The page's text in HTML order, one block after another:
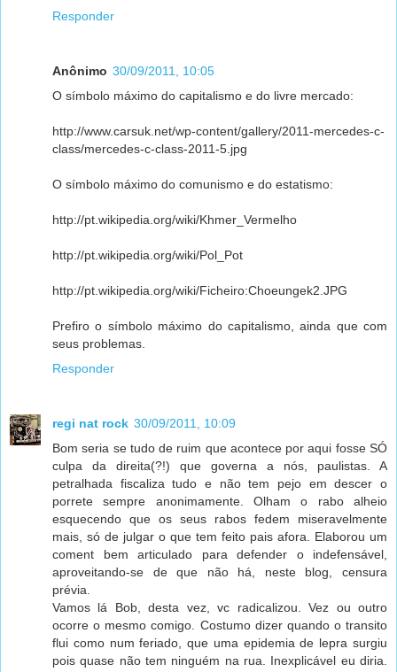
Responder
Anônimo 30/09/2011, 10:05
O símbolo máximo do capitalismo e do livre mercado:
http://www.carsuk.net/wp-content/gallery/2011-mercedes-c-
class/mercedes-c-class-2011-5.jpg
O símbolo máximo do comunismo e do estatismo:
http://pt.wikipedia.org/wiki/Khmer_Vermelho
http://pt.wikipedia.org/wiki/Pol_Pot
http://pt.wikipedia.org/wiki/Ficheiro:Choeungek2.JPG
Prefiro o símbolo máximo do capitalismo, ainda que com
seus problemas.
Responder
regi nat rock 30/09/2011, 10:09
Bom seria se tudo de ruim que acontece por aqui fosse SÓ
culpa da direita(?!) que governa a nós, paulistas. A
petralhada fiscaliza tudo e não tem pejo em descer o
porrete sempre anonimamente. Olham o rabo alheio
esquecendo que os seus rabos fedem miseravelmente
mais, só de julgar o que tem feito pais afora. Elaborou um
coment bem articulado para defender o indefensável,
aproveitando-se de que não há, neste blog, censura
prévia.
Vamos lá Bob, desta vez, vc radicalizou. Vez ou outro
ocorre o mesmo comigo. Costumo dizer quando o transito
flui como num feriado, que uma epidemia de lepra surgiu
pois quase não tem ninguém na rua. Inexplicável eu diria.